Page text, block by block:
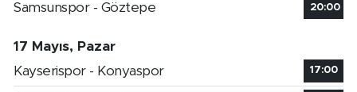
Samsunspor - Göztepe 20:00
17 Mayıs, Pazar
Kayserispor - Konyaspor
17:00